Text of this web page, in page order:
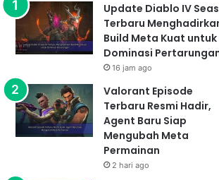
Update Diablo IV
Terbaru
Build Meta Kuat untuk
Dominasi
16 jam ago
Valorant Episode
Terbaru Resmi Hadir,
Agent Baru Siap
Mengubah Meta
Permainan
2 hari ago